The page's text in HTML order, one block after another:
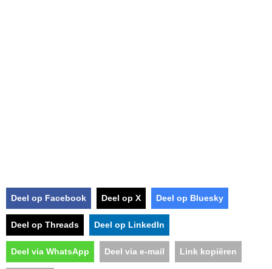
Deel op Facebook Deel op X Deel op Bluesky
Deel op Threads Deel op LinkedIn
Deel via WhatsApp Deel via e-mail Link kopiëren